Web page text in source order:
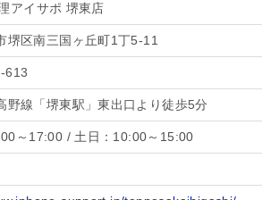
アイサポ 堺東店
堺区南三国ヶ丘町1丁5-11
613
野線「堺東駅」東出口より徒歩5分
～17:00 / 土日：10:00～15:00